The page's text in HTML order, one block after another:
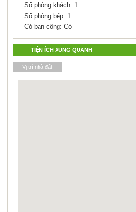
Số phòng khách: 1
Số phòng bếp: 1
Có ban công: Có
TIỆN ÍCH XUNG QUANH
Vị trí nhà đất